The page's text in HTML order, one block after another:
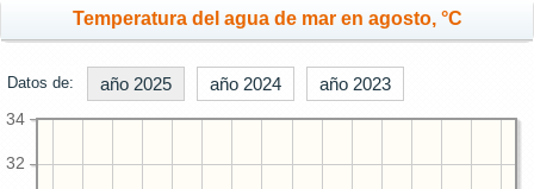
Temperatura del agua de mar en agosto, °C
Datos de: año 2025 año 2024 año 2023
32
34